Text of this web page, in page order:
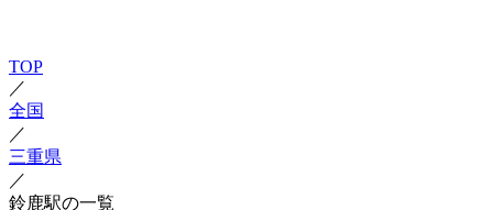
TOP
／
全国
／
三重県
／
鈴鹿駅の一覧